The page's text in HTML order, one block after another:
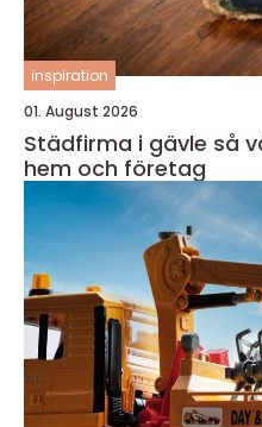
inspiration
01. August 2026
Städfirma i gävle så väljer du rätt partner för
hem och företag